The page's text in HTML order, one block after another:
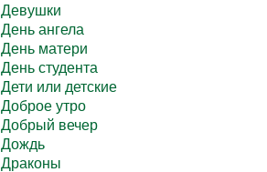
Девушки
День ангела
День матери
День студента
Дети или детские
Доброе утро
Добрый вечер
Дождь
Драконы